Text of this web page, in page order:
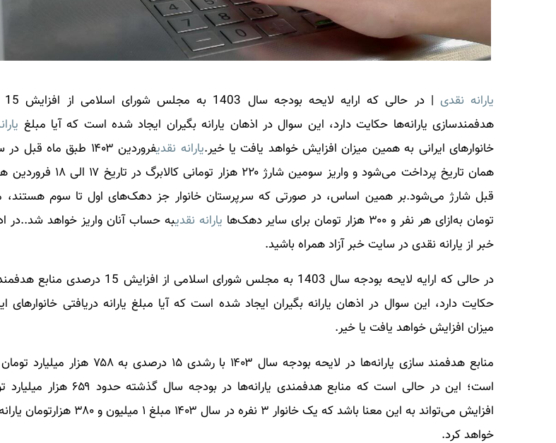
یارانه نقدی
هدفمندسازی یارانه‌ها حکایت دارد، این سوال در اذهان یارانه بگیران ایجاد شده است که آیا مبلغ
خانوارهای ایرانی به همین میزان افزایش خواهد یافت یا خیر.یارانه نقدی
فروردین ۱۴۰۳ طبق ماه
همان تاریخ پرداخت می‌شود و واریز سومین
تومان به‌ازای هر نفر و ۳۰۰ هزار تومان برای سایر دهک‌ها
یارانه نقدیبه حساب آنان واریز خواهد شد..در
خبر از یارانه نقدیدر سایت خبر آزاد همراه باشید.
در حالی که ارایه لایحه بودجه سال 1403 به مجلس شورای اسلامی
حکایت دارد، این سوال در اذهان یارانه بگیران ایجاد شده است که آیا مبلغ یارانه دریافتی خانوارهای
میزان افزایش خواهد یافت یا خیر.
منابع هدفمند سازی یارانه‌ها در لایحه بودجه سال ۱۴۰۳ با
است؛ این در حالی است که منابع هدفمندی یارانه‌ها
افزایش می‌تواند به این معنا باشد که یک خانوار ۳ نفره در
خواهد کرد.